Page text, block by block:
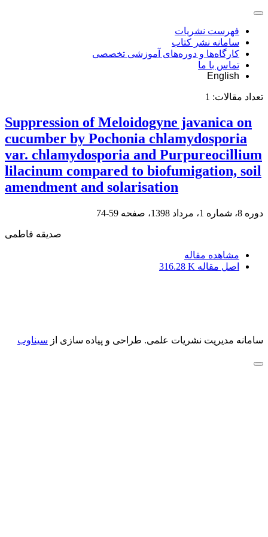
فهرست نشریات
سامانه نشر کتاب
کارگاه‌ها و دوره‌های آموزشی تخصصی
تماس با ما
English
تعداد مقالات: 1
Suppression of Meloidogyne javanica on
cucumber by Pochonia chlamydosporia
var. chlamydosporia and Purpureocillium
lilacinum compared to biofumigation, soil
amendment and solarisation
دوره 8، شماره 1، مرداد 1398، صفحه 59-74
صدیقه فاطمی
مشاهده مقاله
اصل مقاله 316.28 K
سامانه مدیریت نشریات علمی. طراحی و پیاده سازی از سیناوب